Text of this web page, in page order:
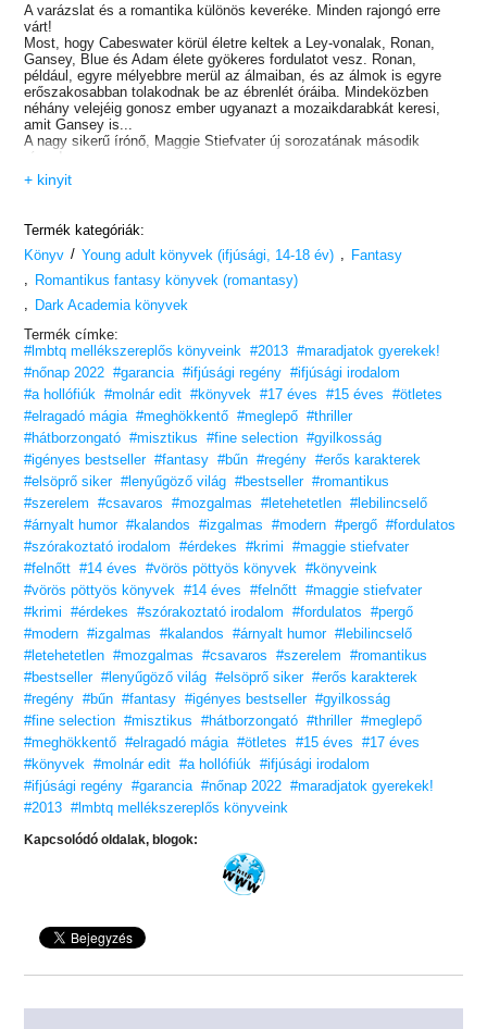
A varázslat és a romantika különös keveréke. Minden rajongó erre
várt!
Most, hogy Cabeswater körül életre keltek a Ley-vonalak, Ronan,
Gansey, Blue és Adam élete gyökeres fordulatot vesz. Ronan,
például, egyre mélyebbre merül az álmaiban, és az álmok is egyre
erőszakosabban tolakodnak be az ébrenlét óráiba. Mindeközben
néhány velejéig gonosz ember ugyanazt a mozaikdarabkát keresi,
amit Gansey is...
A nagy sikerű írónő, Maggie Stiefvater új sorozatának második
része!
+ kinyit
Termék kategóriák:
Könyv / Young adult könyvek (ifjúsági, 14-18 év) , Fantasy
, Romantikus fantasy könyvek (romantasy)
, Dark Academia könyvek
Termék címke:
#lmbtq mellékszereplős könyveink
#2013 #maradjatok gyerekek!
#nőnap 2022 #garancia #ifjúsági regény #ifjúsági irodalom
#a hollófiúk
#molnár edit #könyvek #17 éves #15 éves
#ötletes
#elragadó mágia #meghökkentő #meglepő #thriller
#hátborzongató #misztikus #fine selection #gyilkosság
#igényes bestseller #fantasy #bűn #regény #erős karakterek
#elsöprő siker #lenyűgöző világ #bestseller #romantikus
#szerelem
#csavaros #mozgalmas #letehetetlen #lebilincselő
#árnyalt humor #kalandos #izgalmas #modern #pergő #fordulatos
#szórakoztató irodalom
#érdekes #krimi
#maggie stiefvater
#felnőtt #14 éves #vörös pöttyös könyvek
#könyveink
#vörös pöttyös könyvek
#14 éves #felnőtt #maggie stiefvater
#krimi
#érdekes #szórakoztató irodalom #fordulatos
#pergő
#modern #izgalmas #kalandos #árnyalt humor #lebilincselő
#letehetetlen #mozgalmas #csavaros #szerelem
#romantikus
#bestseller #lenyűgöző világ #elsöprő siker #erős karakterek
#regény #bűn #fantasy #igényes bestseller #gyilkosság
#fine selection #misztikus #hátborzongató #thriller #meglepő
#meghökkentő #elragadó mágia #ötletes #15 éves
#17 éves
#könyvek
#molnár edit #a hollófiúk
#ifjúsági irodalom
#ifjúsági regény #garancia #nőnap 2022 #maradjatok gyerekek!
#2013 #lmbtq mellékszereplős könyveink
Kapcsolódó oldalak, blogok: